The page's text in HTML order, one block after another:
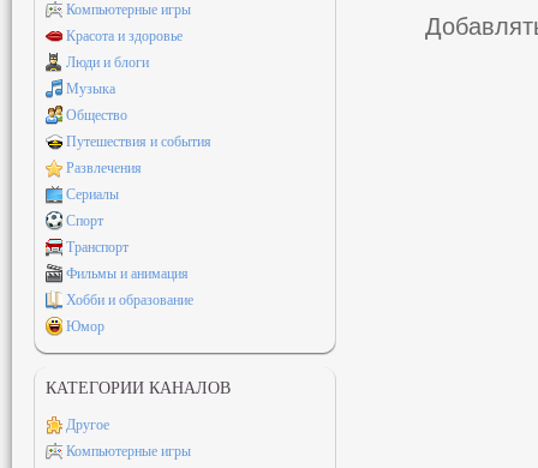
Компьютерные игры
Красота и здоровье
Люди и блоги
Музыка
Общество
Путешествия и события
Развлечения
Сериалы
Спорт
Транспорт
Фильмы и анимация
Хобби и образование
Юмор
КАТЕГОРИИ КАНАЛОВ
Другое
Компьютерные игры